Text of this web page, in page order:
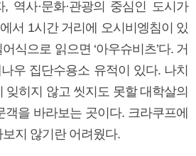
역사·문화·관광의 중심인 도시가
서 1시간 거리에 오시비엥침이 있
식으로 읽으면 ‘아우슈비츠’다. 거
우 집단수용소 유적이 있다. 나치
잊히지 않고 씻지도 못할 대학살의
을 바라보는 곳이다. 크라쿠프에
지 않기란 어려웠다.